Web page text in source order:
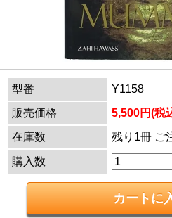
型番
Y1158
販売価格
5,500円(税
在庫数
残り1冊 ご
購入数